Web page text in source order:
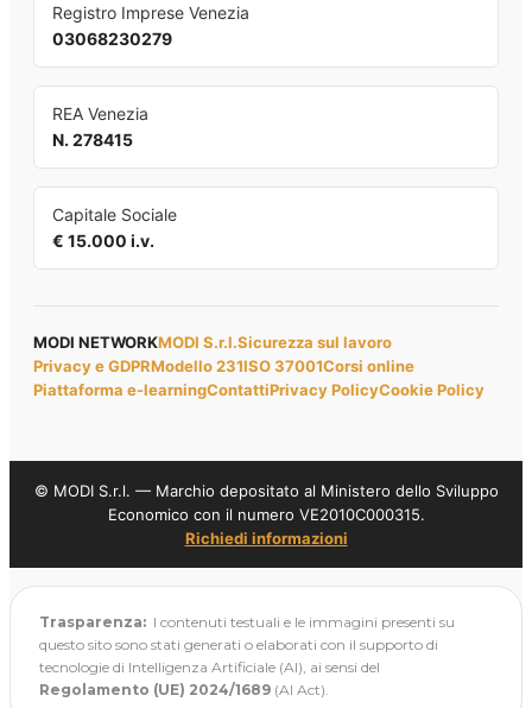
Registro Imprese Venezia
03068230279
REA Venezia
N. 278415
Capitale Sociale
€ 15.000 i.v.
MODI NETWORKMODI S.r.l.Sicurezza sul lavoro
Privacy e GDPRModello 231ISO 37001Corsi online
Piattaforma e-learningContattiPrivacy PolicyCookie Policy
© MODI S.r.l. — Marchio depositato al Ministero dello Sviluppo
Economico con il numero VE2010C000315.
Richiedi informazioni
Trasparenza: I contenuti testuali e le immagini presenti su
questo sito sono stati generati o elaborati con il supporto di
tecnologie di Intelligenza Artificiale (AI), ai sensi del
Regolamento (UE) 2024/1689 (AI Act).